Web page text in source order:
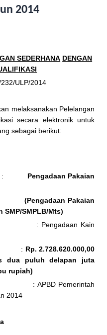
2014
SEDERHANA DENGAN
ULP/2014
melaksanakan Pelelangan
secara elektronik untuk
sebagai berikut:
: Pengadaan Pakaian
(Pengadaan Pakaian
SMP/SMPLB/Mts)
: Pengadaan Kain
: Rp. 2.728.620.000,00
dua puluh delapan juta
rupiah)
: APBD Pemerintah
2014